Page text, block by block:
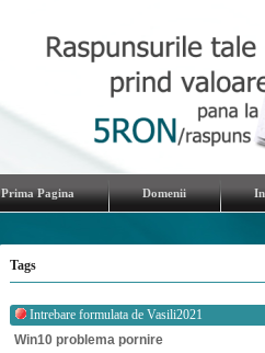
Prima Pagina Domenii
Tags
Intrebare formulata de Vasili2021
Win10 problema pornire